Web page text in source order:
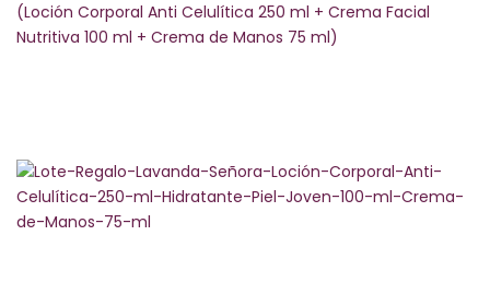
(Loción Corporal Anti Celulítica 250 ml + Crema Facial
Nutritiva 100 ml + Crema de Manos 75 ml)
LÍNEA SUPREME
LÍNEA ECONÓMICA